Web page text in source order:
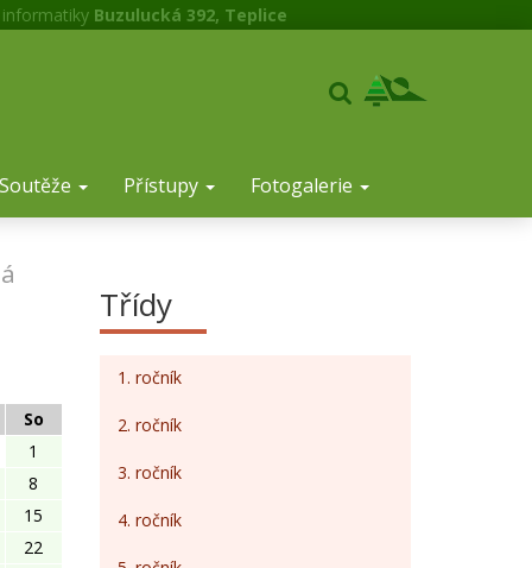
Buzulucká 392, Teplice
Soutěže Přístupy Fotogalerie
So
1
8
15
22
Třídy
1. ročník
2. ročník
3. ročník
4. ročník